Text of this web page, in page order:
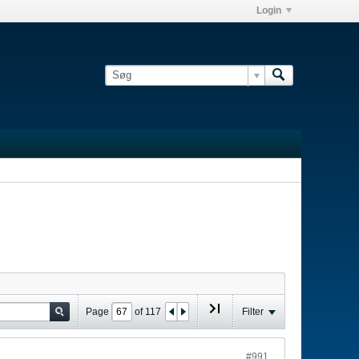
Login
Page of 117 Filter
#991